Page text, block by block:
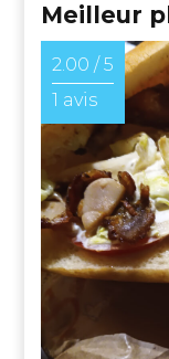
Meilleur
2.00 / 5
1 avis